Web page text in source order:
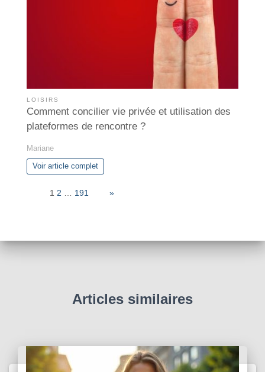
LOISIRS
Comment concilier vie privée et utilisation des
plateformes de rencontre ?
Mariane
Voir article complet
1 2 191 »
Articles similaires